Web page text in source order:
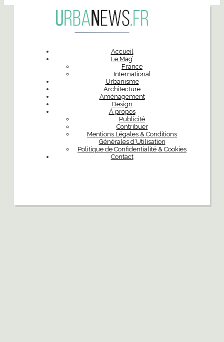
Accueil
Le Mag’
France
International
Urbanisme
Architecture
Aménagement
Design
À propos
Publicité
Contribuer
Mentions Légales & Conditions
Générales d’Utilisation
Politique de Confidentialité & Cookies
Contact